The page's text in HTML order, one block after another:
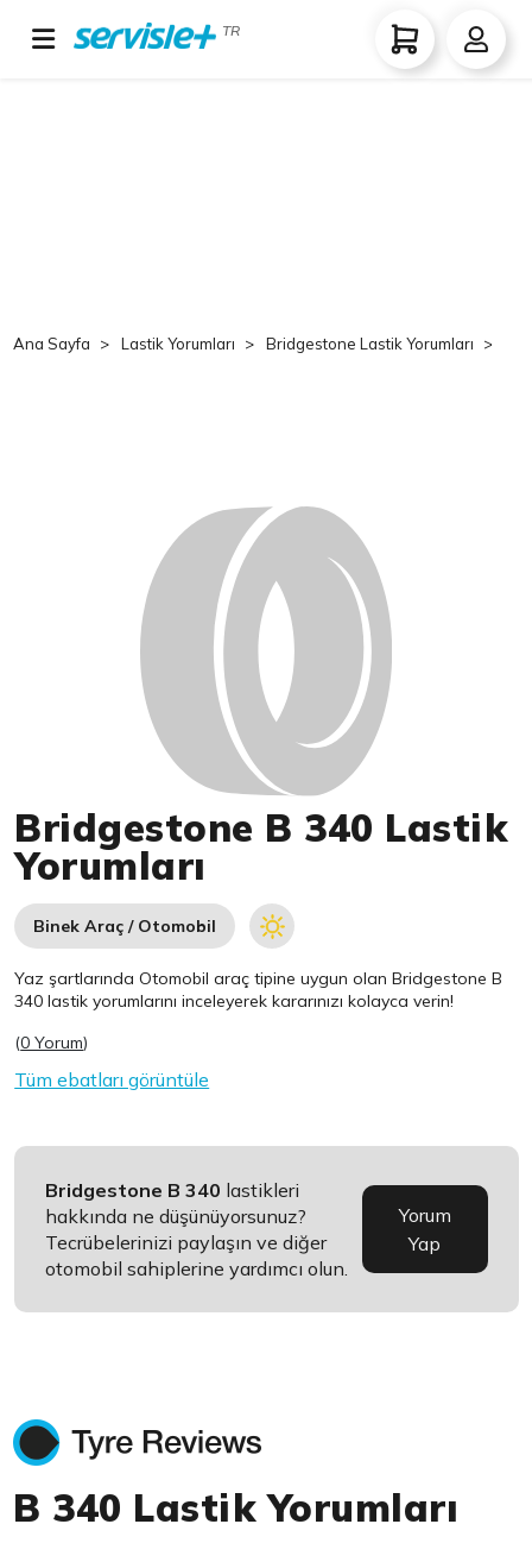
TR
Ana Sayfa Lastik Yorumları Bridgestone Lastik Yorumları
Bridgestone B 340 Lastik
Yorumları
Binek Araç / Otomobil
Yaz şartlarında Otomobil araç tipine uygun olanBridgestone B
340 lastik yorumlarını inceleyerek kararınızı kolayca verin!
(0 Yorum)
Tüm ebatları görüntüle
Bridgestone B 340 lastikleri
hakkında ne düşünüyorsunuz?
Tecrübelerinizi paylaşın ve diğer
otomobil sahiplerine yardımcı olun.
Yorum
Yap
B 340 Lastik Yorumları